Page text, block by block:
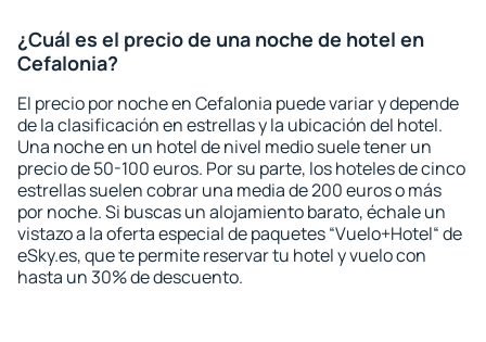
¿Cuál es el precio de una noche de hotel en
Cefalonia?
El precio por noche en Cefalonia puede variar y depende
de la clasificación en estrellas y la ubicación del hotel.
Una noche en un hotel de nivel medio suele tener un
precio de 50-100 euros. Por su parte, los hoteles de cinco
estrellas suelen cobrar una media de 200 euros o más
por noche. Si buscas un alojamiento barato, échale un
vistazo a la oferta especial de paquetes “Vuelo+Hotel“ de
eSky.es, que te permite reservar tu hotel y vuelo con
hasta un 30% de descuento.